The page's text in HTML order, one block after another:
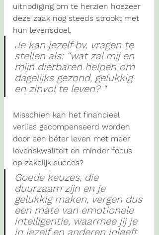
uitnodiging om te herzien hoezeer
deze zaak nog steeds strookt met
hun levensdoel.
Je kan jezelf bv. vragen te
stellen als: “wat zal mij en
mijn dierbaren helpen om
dagelijks gezond, gelukkig
en zinvol te leven? “
Misschien kan het financieel
verlies gecompenseerd worden
door een béter leven met meer
levenskwaliteit en minder focus
op zakelijk succes?
Goede keuzes, die
duurzaam zijn en je
gelukkig maken, vergen dus
een mate van emotionele
intelligentie, waarmee jij je
in jezelf en anderen inleeft